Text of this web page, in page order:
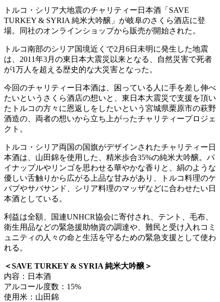
トルコ・シリア大地震のチャリティー日本酒「SAVE
TURKEY & SYRIA 純米大吟醸」が岐阜のさくら酒店に登
場。同社のオンラインショップから販売が開始された。
トルコ南部のシリア国境近くで2月6日未明に発生した地震
は、2011年3月の東日本大震災以来となる、自然災害で死者
が1万人を超える歴史的な大災害となった。
今回のチャリティー日本酒は、困っている人に手を差し伸べ
たいというさくら酒店の想いと、東日本大震災で支援を頂い
たトルコの方々に恩返しをしたいという宮城県栗原市の萩野
酒造の、両者の想いから立ち上がったチャリティープロジェ
クト。
トルコ・シリア両国の国旗がデザインされたチャリティー日
本酒は、山田錦を使用した、精米歩合35%の純米大吟醸。パ
イナップルやリンゴを思わせる華やかな香りと、絹のような
優しい舌触りから広がる上品な甘みがあり、トルコ料理のケ
バブやサバサンド、シリア料理のマッザなどに合わせたい日
本酒としている。
利益は全額、国連UNHCR協会に寄付され、テント、毛布、
衛生用品などの緊急援助物資の調達や、難民と受け入れコミ
ュニティの人々の命と生活を守るための緊急支援として使わ
れる。
＜SAVE TURKEY & SYRIA 純米大吟醸＞
内容：日本酒
アルコール度数：15%
使用米：山田錦